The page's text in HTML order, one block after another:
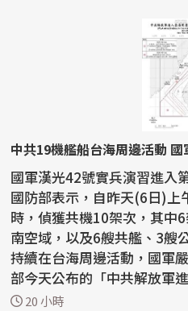
中共19機艦船台海周邊活動
國軍漢光42號實兵演習進入
國防部表示，自昨天(6日)
時，偵獲共機10架次，其中
南空域，以及6艘共艦、3艘
持續在台海周邊活動，國軍嚴密監
部今天公布的「中共解放軍
圖」，...
20 小時